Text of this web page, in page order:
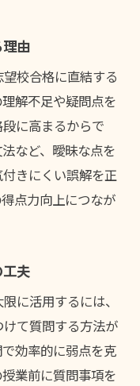
由
校合格に直結する
解不足や疑問点を
に高まるからで
など、曖昧な点を
きにくい誤解を正
点力向上につなが
夫
に活用するには、
て質問する方法が
効率的に弱点を克
業前に質問事項を